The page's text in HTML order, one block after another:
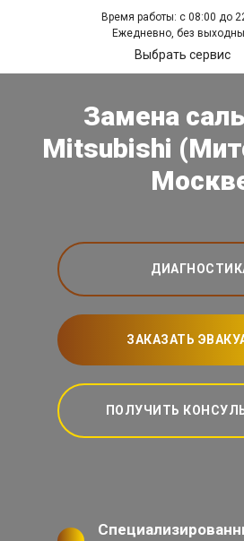
Время работы: с 08:00 до
Ежедневно, без
Выбрать сервис
Замена
Mitsubishi
ЗАКАЗАТЬ
ПОЛУЧИТЬ